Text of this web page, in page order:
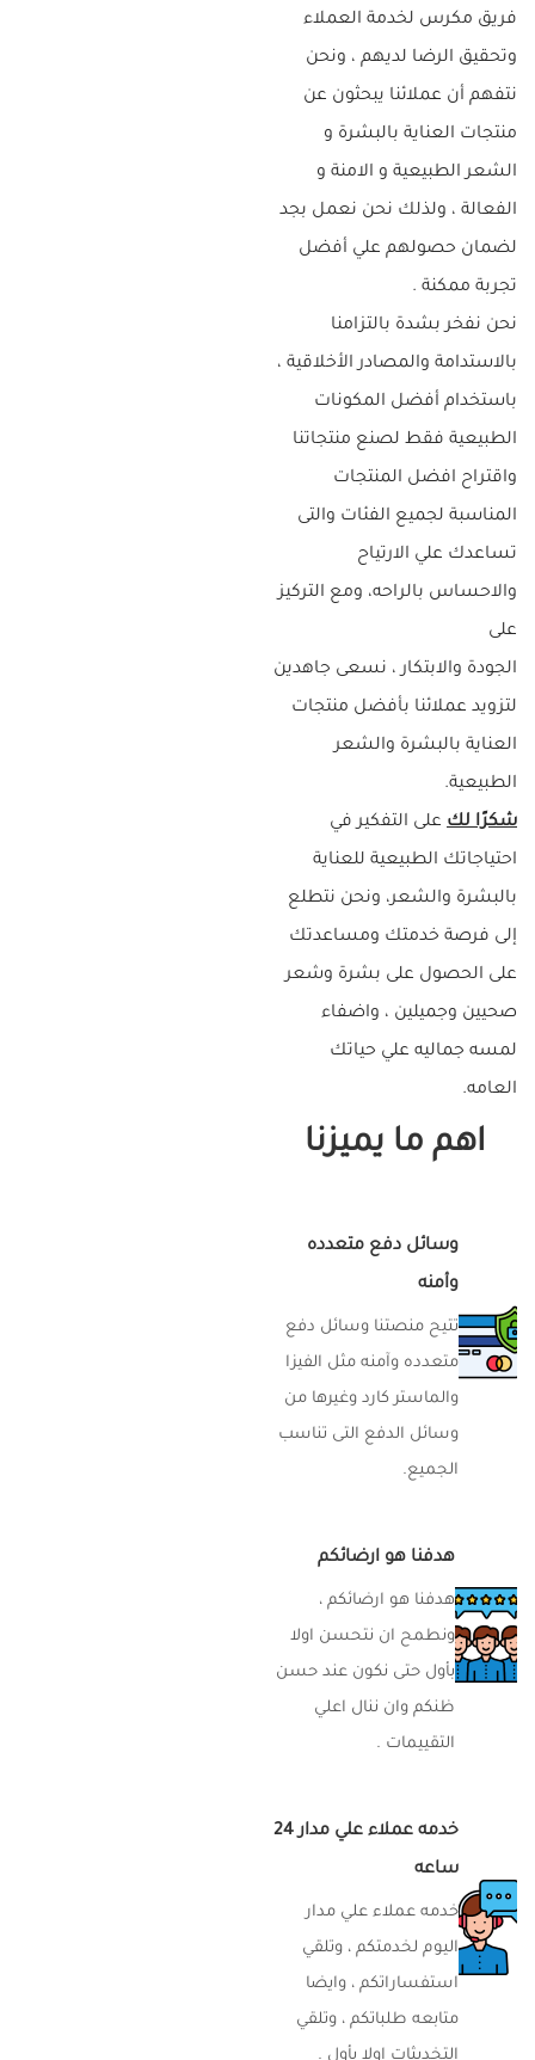
فريق مكرس لخدمة العملاء
وتحقيق الرضا لديهم ، ونحن
نتفهم أن عملائنا يبحثون عن
منتجات العناية بالبشرة و
الشعر الطبيعية و الامنة و
الفعالة ، ولذلك نحن نعمل بجد
لضمان حصولهم علي أفضل
تجربة ممكنة .
نحن نفخر بشدة بالتزامنا
بالاستدامة والمصادر الأخلاقية ،
باستخدام أفضل المكونات
الطبيعية فقط لصنع منتجاتنا
واقتراح افضل المنتجات
المناسبة لجميع الفئات والتى
تساعدك علي الارتياح
والاحساس بالراحه، ومع التركيز
على
الجودة والابتكار ، نسعى جاهدين
لتزويد عملائنا بأفضل منتجات
العناية بالبشرة والشعر
الطبيعية.
شكرًا لك على التفكير في
احتياجاتك الطبيعية للعناية
بالبشرة والشعر، ونحن نتطلع
إلى فرصة خدمتك ومساعدتك
على الحصول على بشرة وشعر
صحيين وجميلين ، واضفاء
لمسه جماليه علي حياتك
العامه.
اهم ما يميزنا
وسائل دفع متعدده
وأمنه
تتيح منصتنا وسائل دفع
متعدده وآمنه مثل الفيزا
والماستر كارد وغيرها من
وسائل الدفع التى تناسب
الجميع.
هدفنا هو ارضائكم
هدفنا هو ارضائكم ،
ونطمح ان نتحسن اولا
بأول حتى نكون عند حسن
ظنكم وان ننال اعلي
التقييمات .
خدمه عملاء علي مدار 24
ساعه
خدمه عملاء علي مدار
اليوم لخدمتكم ، وتلقي
استفساراتكم ، وايضا
متابعه طلباتكم ، وتلقي
التخديثات اولا بأول .